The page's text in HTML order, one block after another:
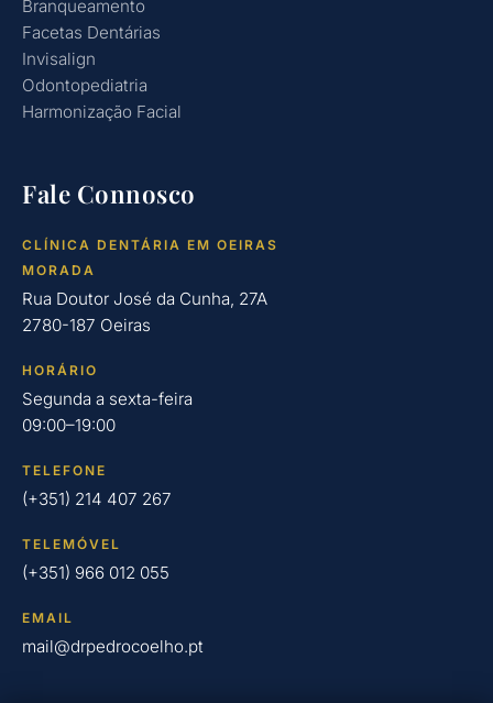
Branqueamento
Facetas Dentárias
Invisalign
Odontopediatria
Harmonização Facial
Fale Connosco
CLÍNICA DENTÁRIA EM OEIRAS
MORADA
Rua Doutor José da Cunha, 27A
2780-187 Oeiras
HORÁRIO
Segunda a sexta-feira
09:00–19:00
TELEFONE
(+351) 214 407 267
TELEMÓVEL
(+351) 966 012 055
EMAIL
mail@drpedrocoelho.pt